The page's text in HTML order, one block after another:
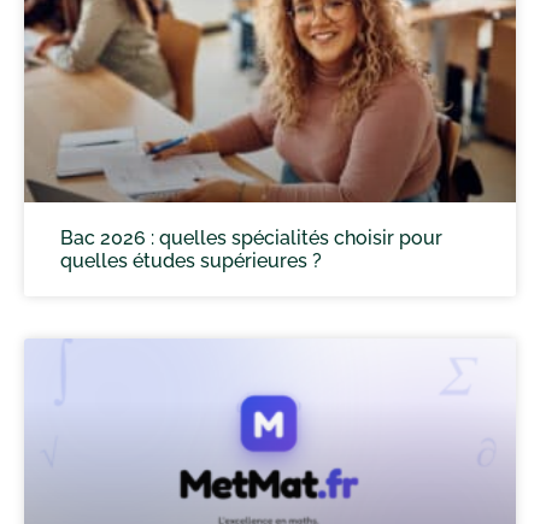
Bac 2026 : quelles spécialités choisir pour
quelles études supérieures ?